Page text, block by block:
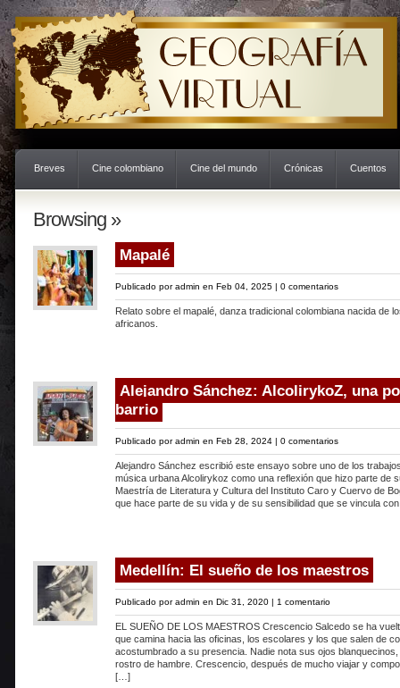
Breves Cine colombiano Cine del mundo Crónicas Cuentos
Browsing »
Mapalé
Publicado poradmin en Feb 04, 2025 | 0 comentarios
Relato sobre el mapalé, danza tradicional colombiana nacida de
africanos.
Alejandro Sánchez: AlcolirykoZ, una
barrio
Publicado poradmin en Feb 28, 2024 | 0 comentarios
Alejandro Sánchez escribió este ensayo sobre uno de los
música urbana Alcolirykoz como una reflexión que hizo parte de
Maestría de Literatura y Cultura del Instituto Caro y Cuervo de
que hace parte de su vida y de su sensibilidad que se vincula
Medellín: El sueño de los maestros
Publicado poradmin en Dic 31, 2020 | 1 comentario
EL SUEÑO DE LOS MAESTROS Crescencio Salcedo se ha
que camina hacia las oficinas, los escolares y los que salen de
acostumbrado a su presencia. Nadie nota sus ojos
rostro de hambre. Crescencio, después de mucho viajar y
[…]